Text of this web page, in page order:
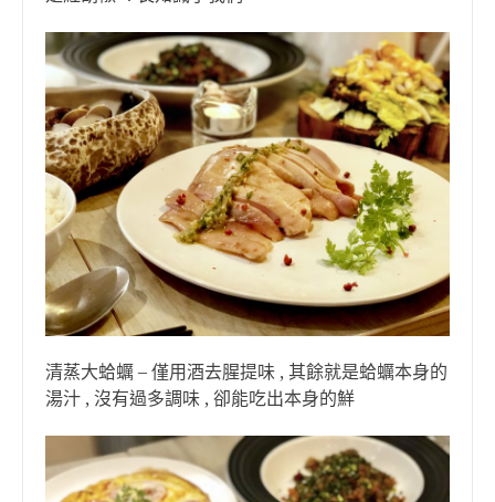
清蒸大蛤蠣 – 僅用酒去腥提味 , 其餘就是蛤蠣本身的
湯汁 , 沒有過多調味 , 卻能吃出本身的鮮